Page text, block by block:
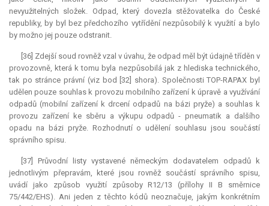
nevyužitelných složek. Odpad, který dovezla stěžovatelka do České
republiky, by byl bez předchozího vytřídění nezpůsobilý k využití a bylo
by možno jej pouze odstranit.
[36] Zdejší soud rovněž vzal v úvahu, že odpad měl být údajně tříděn v
provozovně, která k tomu byla nezpůsobilá jak z hlediska technického,
tak po stránce právní (viz bod [32] shora). Společnosti TOP-RAPAX byl
udělen pouze souhlas k provozu mobilního zařízení k úpravě a využívání
odpadů (mobilní zařízení k drcení odpadů na bázi pryže) a souhlas k
provozu zařízení ke sběru a výkupu odpadů - pneumatik a dalšího
opadu na bázi pryže. Rozhodnutí o udělení souhlasu jsou součástí
správního spisu.
[37] Průvodní listy vystavené německým dodavatelem odpadů k
jednotlivým přepravám, které jsou rovněž součástí správního spisu,
uvádí jako způsob využití způsoby R12/13 (přílohy II B směrnice
75/442/EHS). Ani jeden z těchto kódů neoznačuje, jakým konkrétním